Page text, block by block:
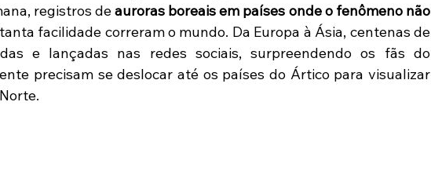
registros de auroras boreais em países onde o fenômeno não
facilidade correram o mundo. Da Europa à Ásia, centenas de
e lançadas nas redes sociais, surpreendendo os fãs do
precisam se deslocar até os países do Ártico para visualizar